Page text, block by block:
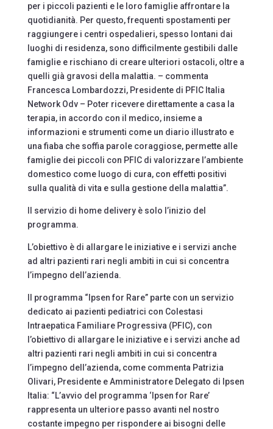
per i piccoli pazienti e le loro famiglie affrontare la
quotidianità. Per questo, frequenti spostamenti per
raggiungere i centri ospedalieri, spesso lontani dai
luoghi di residenza, sono difficilmente gestibili dalle
famiglie e rischiano di creare ulteriori ostacoli, oltre a
quelli già gravosi della malattia. – commenta
Francesca Lombardozzi, Presidente di PFIC Italia
Network Odv – Poter ricevere direttamente a casa la
terapia, in accordo con il medico, insieme a
informazioni e strumenti come un diario illustrato e
una fiaba che soffia parole coraggiose, permette alle
famiglie dei piccoli con PFIC di valorizzare l’ambiente
domestico come luogo di cura, con effetti positivi
sulla qualità di vita e sulla gestione della malattia”.
Il servizio di home delivery è solo l’inizio del
programma.
L’obiettivo è di allargare le iniziative e i servizi anche
ad altri pazienti rari negli ambiti in cui si concentra
l’impegno dell’azienda.
Il programma “Ipsen for Rare” parte con un servizio
dedicato ai pazienti pediatrici con Colestasi
Intraepatica Familiare Progressiva (PFIC), con
l’obiettivo di allargare le iniziative e i servizi anche ad
altri pazienti rari negli ambiti in cui si concentra
l’impegno dell’azienda, come commenta Patrizia
Olivari, Presidente e Amministratore Delegato di Ipsen
Italia: “L’avvio del programma ‘Ipsen for Rare’
rappresenta un ulteriore passo avanti nel nostro
costante impegno per rispondere ai bisogni delle